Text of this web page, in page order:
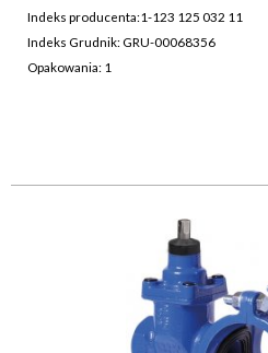
Indeks producenta:1-123 125 032 11
Indeks Grudnik: GRU-00068356
Opakowania: 1